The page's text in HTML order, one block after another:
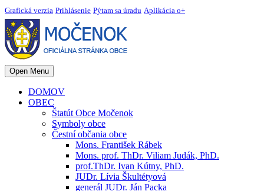
Grafická verzia Prihlásenie Pýtam sa úradu Aplikácia o+
Open Menu
DOMOV
OBEC
Štatút Obce Močenok
Symboly obce
Čestní občania obce
Mons. František Rábek
Mons. prof. ThDr. Viliam Judák, PhD.
prof.ThDr. Ivan Kútny, PhD.
JUDr. Lívia Škultétyová
generál JUDr. Ján Packa